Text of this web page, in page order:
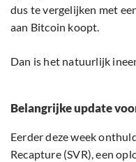
dus te vergelijken met
aan Bitcoin koopt.
Dan is het natuurlijk
Belangrijke update
Eerder deze week
Recapture (SVR), een